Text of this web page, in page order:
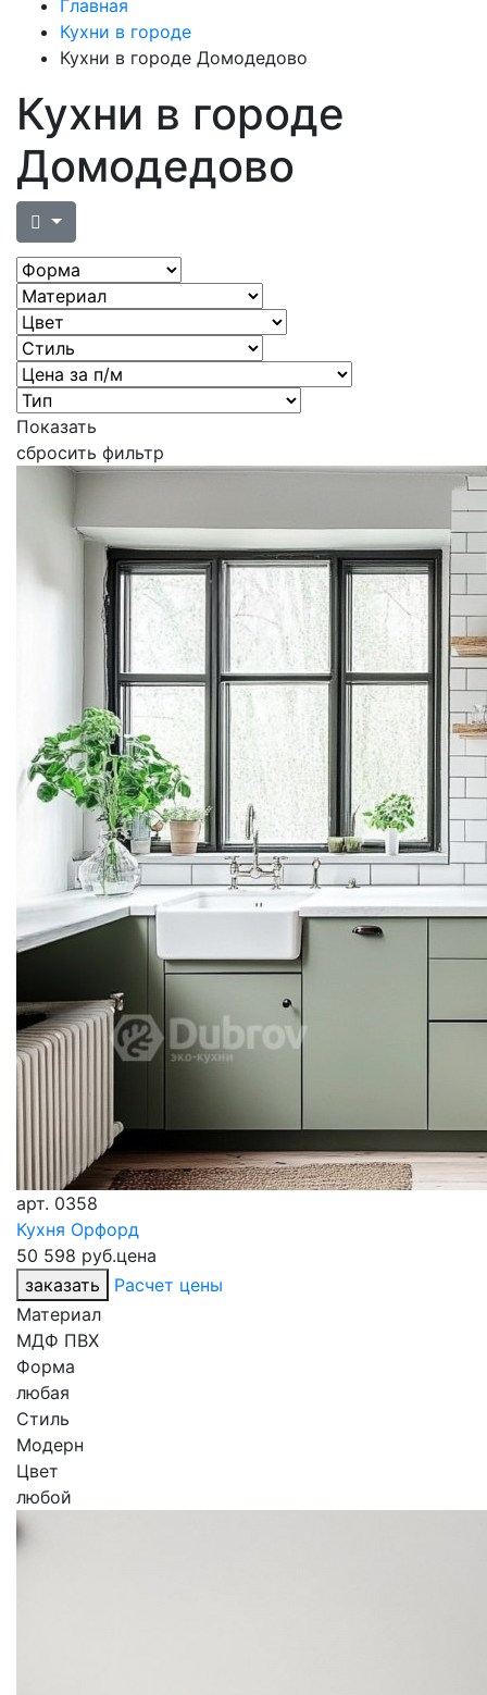
Главная
Кухни в городе
Кухни в городе Домодедово
Кухни в городе
Домодедово
Показать
сбросить фильтр
арт. 0358
Кухня Орфорд
50 598 руб.цена
заказать
Расчет цены
Материал
МДФ ПВХ
Форма
любая
Стиль
Модерн
Цвет
любой